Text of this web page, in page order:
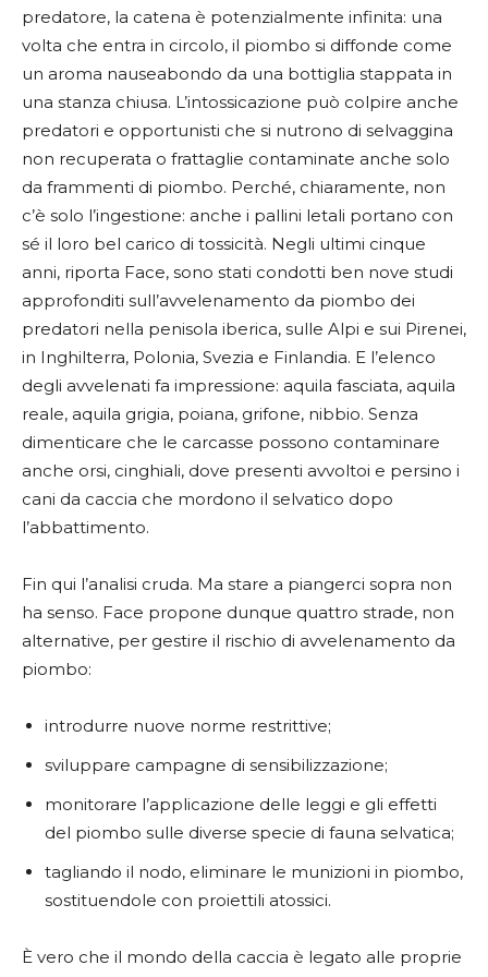
predatore, la catena è potenzialmente infinita: una
volta che entra in circolo, il piombo si diffonde come
un aroma nauseabondo da una bottiglia stappata in
una stanza chiusa. L’intossicazione può colpire anche
predatori e opportunisti che si nutrono di selvaggina
non recuperata o frattaglie contaminate anche solo
da frammenti di piombo. Perché, chiaramente, non
c’è solo l’ingestione: anche i pallini letali portano con
sé il loro bel carico di tossicità. Negli ultimi cinque
anni, riporta Face, sono stati condotti ben nove studi
approfonditi sull’avvelenamento da piombo dei
predatori nella penisola iberica, sulle Alpi e sui Pirenei,
in Inghilterra, Polonia, Svezia e Finlandia. E l’elenco
degli avvelenati fa impressione: aquila fasciata, aquila
reale, aquila grigia, poiana, grifone, nibbio. Senza
dimenticare che le carcasse possono contaminare
anche orsi, cinghiali, dove presenti avvoltoi e persino i
cani da caccia che mordono il selvatico dopo
l’abbattimento.
Fin qui l’analisi cruda. Ma stare a piangerci sopra non
ha senso. Face propone dunque quattro strade, non
alternative, per gestire il rischio di avvelenamento da
piombo:
introdurre nuove norme restrittive;
sviluppare campagne di sensibilizzazione;
monitorare l’applicazione delle leggi e gli effetti
del piombo sulle diverse specie di fauna selvatica;
tagliando il nodo, eliminare le munizioni in piombo,
sostituendole con proiettili atossici.
È vero che il mondo della caccia è legato alle proprie